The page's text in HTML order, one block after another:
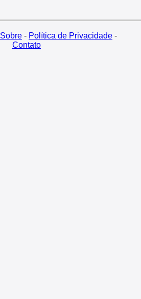
Sobre- Política de Privacidade-
Contato